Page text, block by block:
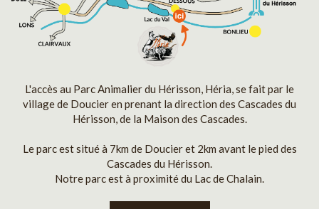
L'accès au Parc Animalier du Hérisson, Héria, se fait par le
village de Doucier en prenant la direction des Cascades du
Hérisson, de la Maison des Cascades.
Le parc est situé à 7km de Doucier et 2km avant le pied des
Cascades du Hérisson.
Notre parc est à proximité du Lac de Chalain.